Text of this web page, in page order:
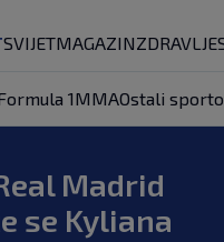
SVIJETMAGAZINZDRAVLJE
1MMAOstali
Madrid
se Kyliana